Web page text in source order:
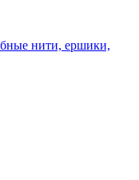
нити, ершики,